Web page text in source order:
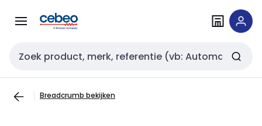
naar
naar
Zoekveld invoer
Breadcrumb bekijken